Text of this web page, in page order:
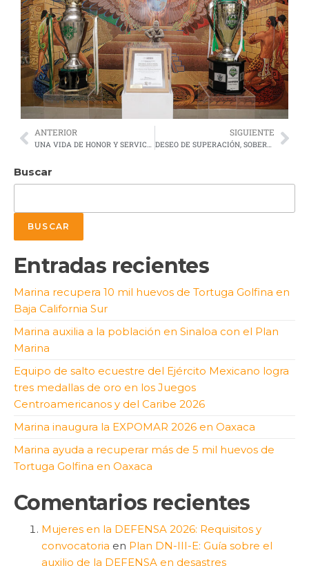
ANTERIOR
UNA VIDA DE HONOR Y SERVICIO
SIGUIENTE
DESEO DE SUPERACIÓN, SOBERANÍA Y VOCACIÓN DE SERVICIO
Buscar
BUSCAR
Entradas recientes
Marina recupera 10 mil huevos de Tortuga Golfina en
Baja California Sur
Marina auxilia a la población en Sinaloa con el Plan
Marina
Equipo de salto ecuestre del Ejército Mexicano logra
tres medallas de oro en los Juegos
Centroamericanos y del Caribe 2026
Marina inaugura la EXPOMAR 2026 en Oaxaca
Marina ayuda a recuperar más de 5 mil huevos de
Tortuga Golfina en Oaxaca
Comentarios recientes
Mujeres en la DEFENSA 2026: Requisitos y
convocatoria en Plan DN-III-E: Guía sobre el
auxilio de la DEFENSA en desastres